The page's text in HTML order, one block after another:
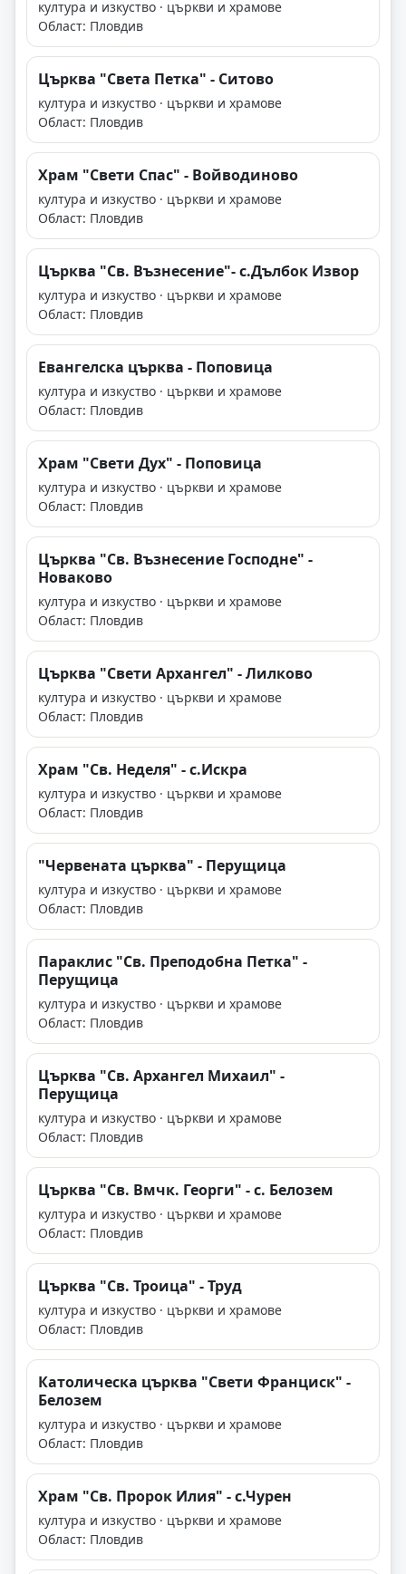
култура и изкуство · църкви и храмове
Област: Пловдив
Църква "Света Петка" - Ситово
култура и изкуство · църкви и храмове
Област: Пловдив
Храм "Свети Спас" - Войводиново
култура и изкуство · църкви и храмове
Област: Пловдив
Църква "Св. Възнесение"- с.Дълбок Извор
култура и изкуство · църкви и храмове
Област: Пловдив
Евангелска църква - Поповица
култура и изкуство · църкви и храмове
Област: Пловдив
Храм "Свети Дух" - Поповица
култура и изкуство · църкви и храмове
Област: Пловдив
Църква "Св. Възнесение Господне" -
Новаково
култура и изкуство · църкви и храмове
Област: Пловдив
Църква "Свети Архангел" - Лилково
култура и изкуство · църкви и храмове
Област: Пловдив
Храм "Св. Неделя" - с.Искра
култура и изкуство · църкви и храмове
Област: Пловдив
"Червената църква" - Перущица
култура и изкуство · църкви и храмове
Област: Пловдив
Параклис "Св. Преподобна Петка" -
Перущица
култура и изкуство · църкви и храмове
Област: Пловдив
Църква "Св. Архангел Михаил" -
Перущица
култура и изкуство · църкви и храмове
Област: Пловдив
Църква "Св. Вмчк. Георги" - с. Белозем
култура и изкуство · църкви и храмове
Област: Пловдив
Църква "Св. Троица" - Труд
култура и изкуство · църкви и храмове
Област: Пловдив
Католическа църква "Свети Франциск" -
Белозем
култура и изкуство · църкви и храмове
Област: Пловдив
Храм "Св. Пророк Илия" - с.Чурен
култура и изкуство · църкви и храмове
Област: Пловдив